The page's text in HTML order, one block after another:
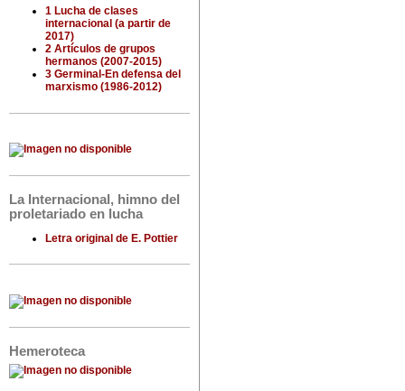
1 Lucha de clases
internacional (a partir de
2017)
2 Artículos de grupos
hermanos (2007-2015)
3 Germinal-En defensa del
marxismo (1986-2012)
La Internacional, himno del
proletariado en lucha
Letra original de E. Pottier
Hemeroteca